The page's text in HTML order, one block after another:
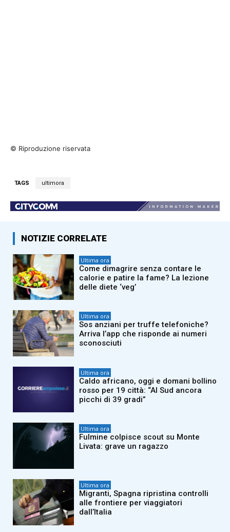
© Riproduzione riservata
TAGS ultimora
NOTIZIE CORRELATE
Ultima ora
Come dimagrire senza contare le
calorie e patire la fame? La lezione
delle diete ‘veg’
Ultima ora
Sos anziani per truffe telefoniche?
Arriva l’app che risponde ai numeri
sconosciuti
Ultima ora
Caldo africano, oggi e domani bollino
rosso per 19 città: “Al Sud ancora
picchi di 39 gradi”
Ultima ora
Fulmine colpisce scout su Monte
Livata: grave un ragazzo
Ultima ora
Migranti, Spagna ripristina controlli
alle frontiere per viaggiatori
dall’Italia